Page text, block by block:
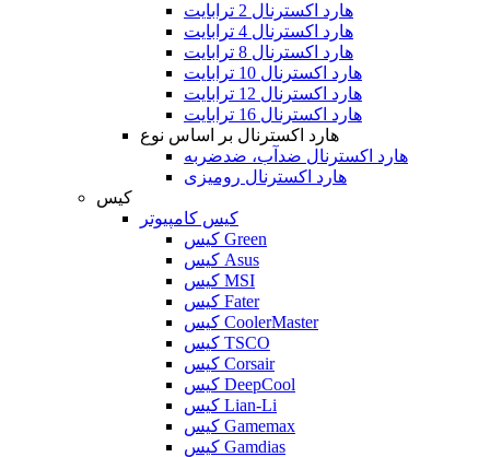
هارد اکسترنال 2 ترابایت
هارد اکسترنال 4 ترابایت
هارد اکسترنال 8 ترابایت
هارد اکسترنال 10 ترابایت
هارد اکسترنال 12 ترابایت
هارد اکسترنال 16 ترابایت
هارد اکسترنال بر اساس نوع
هارد اکسترنال ضدآب، ضدضربه
هارد اکسترنال رومیزی
کیس
کیس کامپیوتر
کیس Green
کیس Asus
کیس MSI
کیس Fater
کیس CoolerMaster
کیس TSCO
کیس Corsair
کیس DeepCool
کیس Lian-Li
کیس Gamemax
کیس Gamdias